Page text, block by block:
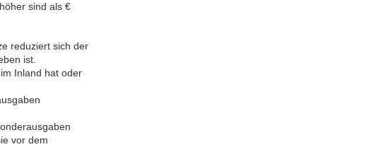
sind als €
reduziert sich der
ist.
Inland hat oder
vor dem